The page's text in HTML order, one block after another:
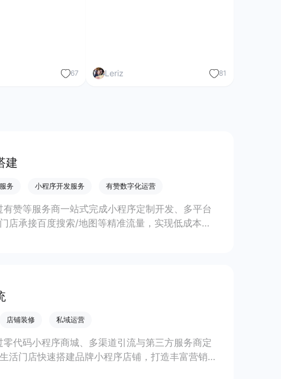
67 Leriz 81
建
务 小程序开发服务 有赞数字化运营
赞等服务商一站式完成小程序定制开发、多平台
店承接百度搜索/地图等精准流量，实现低成本获
店铺装修 私域运营
代码小程序商城、多渠道引流与第三方服务商定
活门店快速搭建品牌小程序店铺，打造丰富营销与